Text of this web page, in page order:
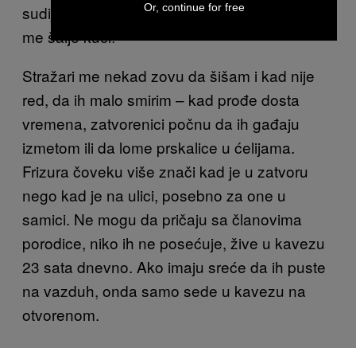
sudija vidi kako si me ošišao, odmah ima da
me šalje kući!“
Stražari me nekad zovu da šišam i kad nije
red, da ih malo smirim – kad prođe dosta
vremena, zatvorenici počnu da ih gađaju
izmetom ili da lome prskalice u ćelijama.
Frizura čoveku više znači kad je u zatvoru
nego kad je na ulici, posebno za one u
samici. Ne mogu da pričaju sa članovima
porodice, niko ih ne posećuje, žive u kavezu
23 sata dnevno. Ako imaju sreće da ih puste
na vazduh, onda samo sede u kavezu na
otvorenom.
Or, continue for free